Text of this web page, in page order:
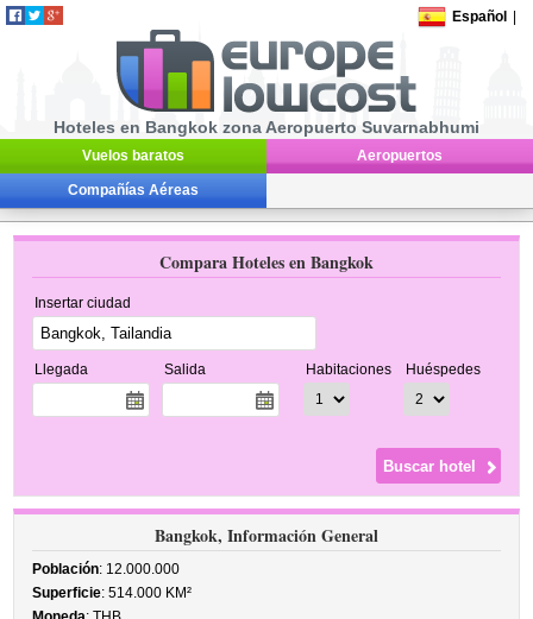
Español
Hoteles en Bangkok zona Aeropuerto Suvarnabhumi
Vuelos baratos Aeropuertos
Compañías Aéreas
Compara Hoteles en Bangkok
Insertar ciudad
Llegada Salida Habitaciones Huéspedes
Bangkok, Información General
Población: 12.000.000
Superficie: 514.000 KM²